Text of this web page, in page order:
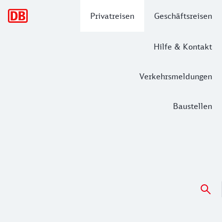
Privatreisen Geschäftsreisen
Hilfe & Kontakt
Verkehrsmeldungen
Baustellen